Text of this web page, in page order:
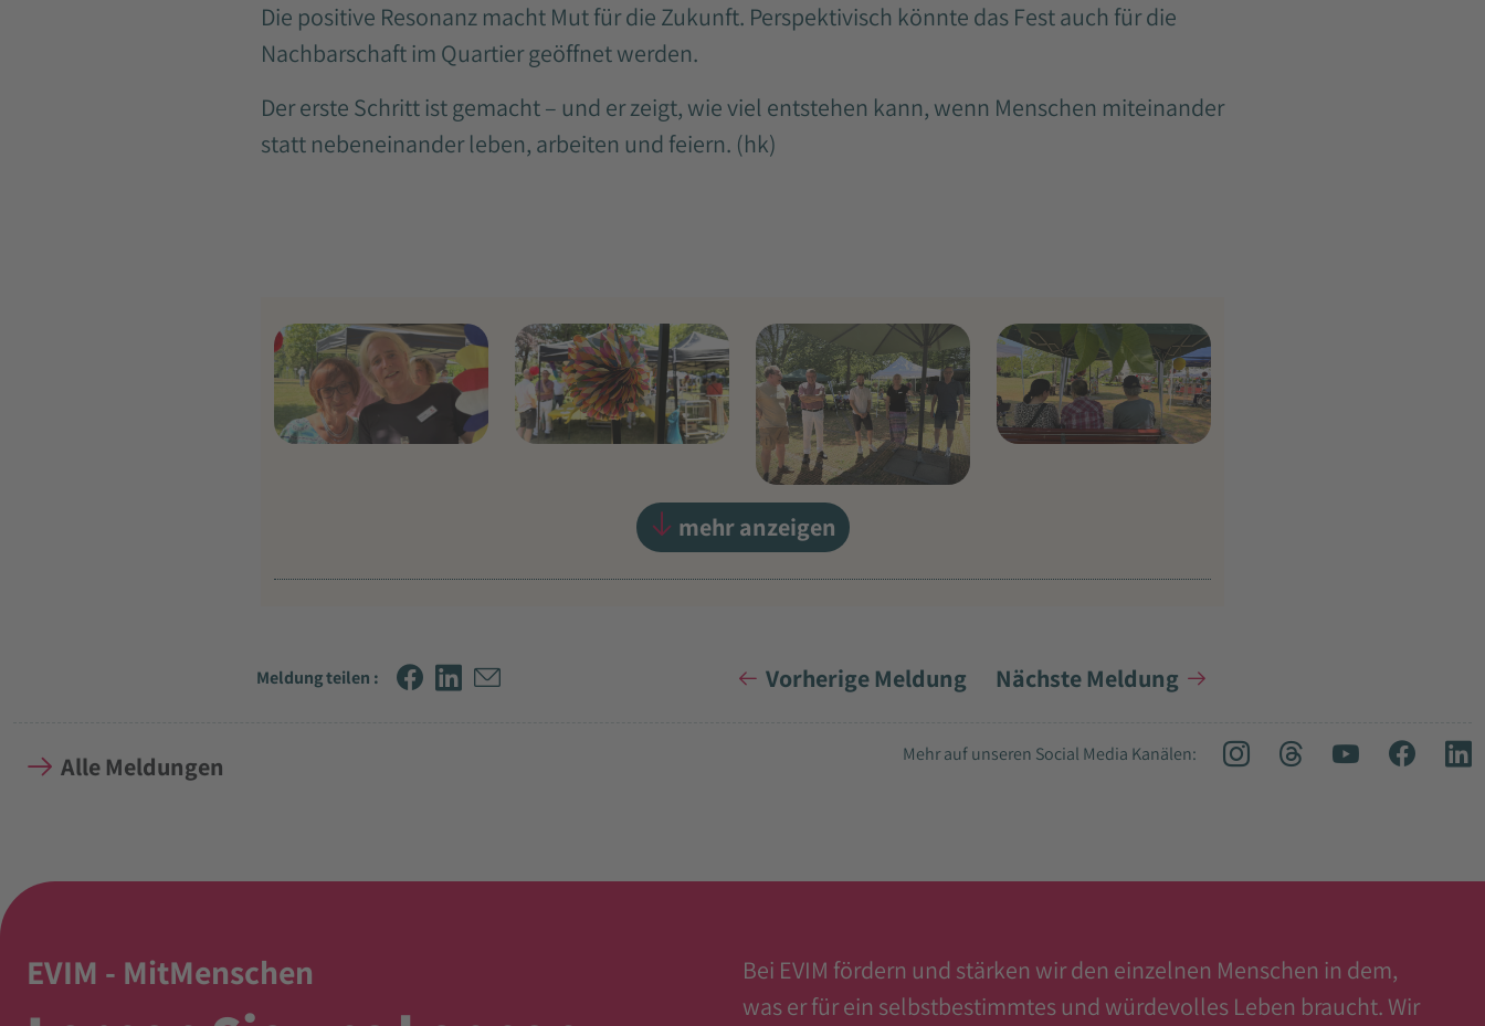
Die positive Resonanz macht Mut für die Zukunft. Perspektivisch könnte das Fest auch für die
Nachbarschaft im Quartier geöffnet werden.
Der erste Schritt ist gemacht – und er zeigt, wie viel entstehen kann, wenn Menschen miteinander
statt nebeneinander leben, arbeiten und feiern. (hk)
mehr anzeigen
Meldung teilen : Vorherige Meldung Nächste Meldung
Alle Meldungen Mehr auf unseren Social Media Kanälen:
EVIM - MitMenschen
Bei EVIM fördern und stärken wir den einzelnen Menschen in dem,
was er für ein selbstbestimmtes und würdevolles Leben braucht. Wir